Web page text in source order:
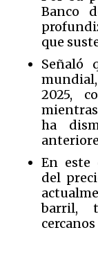
Banco
que
Señaló
2025,
ha
En este
del
barril,
cercanos